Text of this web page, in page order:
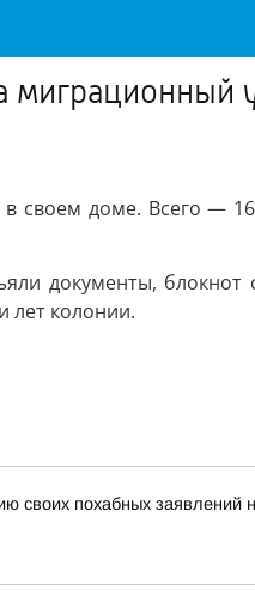
своем доме. Всего —
документы,
лет колонии.
своих похабных заявлений